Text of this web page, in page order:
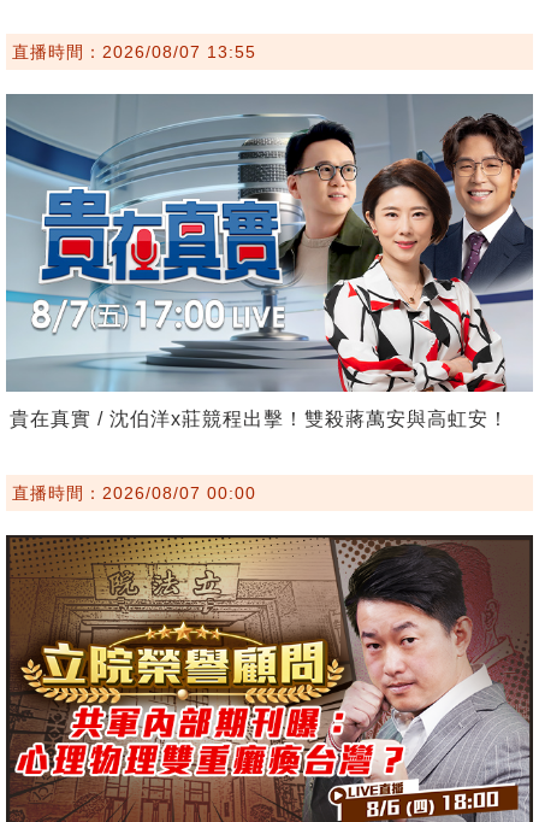
直播時間：2026/08/07 13:55
貴在真實 / 沈伯洋x莊競程出擊！雙殺蔣萬安與高虹安！
直播時間：2026/08/07 00:00